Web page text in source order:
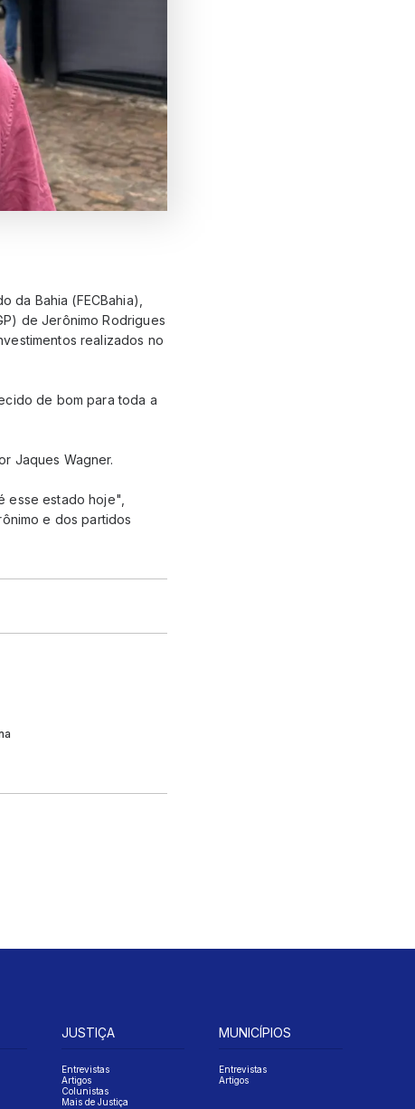
Bahia (FECBahia),
de Jerônimo Rodrigues
realizados no
de bom para toda a
Jaques Wagner.
esse estado hoje",
e dos partidos
JUSTIÇA
Entrevistas
Artigos
Colunistas
Mais de Justiça
MUNICÍPIOS
Entrevistas
Artigos